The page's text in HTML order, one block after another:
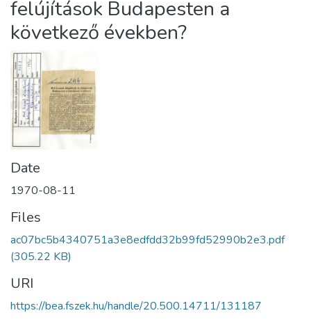
felújítások Budapesten a
következő években?
Date
1970-08-11
Files
ac07bc5b4340751a3e8edfdd32b99fd52990b2e3.pdf
(305.22 KB)
URI
https://bea.fszek.hu/handle/20.500.14711/131187